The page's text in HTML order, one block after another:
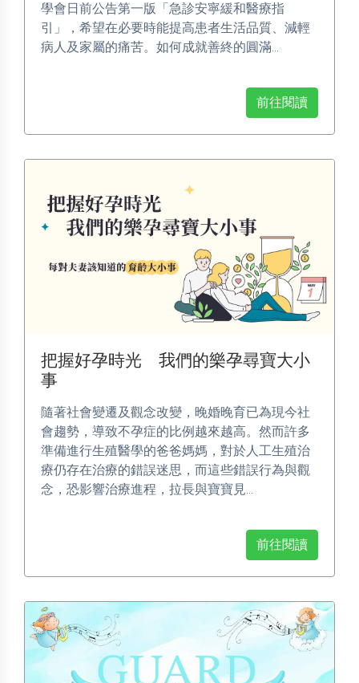
學會日前公告第一版「急診安寧緩和醫療指
引」，希望在必要時能提高患者生活品質、減輕
病人及家屬的痛苦。如何成就善終的圓滿...
前往閱讀
把握好孕時光 我們的樂孕尋寶大小
事
隨著社會變遷及觀念改變，晚婚晚育已為現今社
會趨勢，導致不孕症的比例越來越高。然而許多
準備進行生殖醫學的爸爸媽媽，對於人工生殖治
療仍存在治療的錯誤迷思，而這些錯誤行為與觀
念，恐影響治療進程，拉長與寶寶見...
前往閱讀